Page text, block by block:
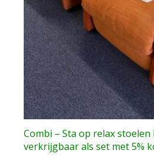
Combi – Sta op relax
verkrijgbaar als set met 5%